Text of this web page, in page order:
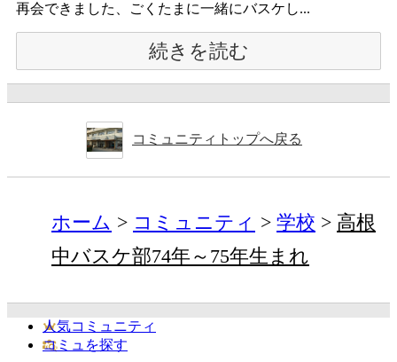
再会できました、ごくたまに一緒にバスケし...
続きを読む
コミュニティトップへ戻る
ホーム コミュニティ 学校
高根
中バスケ部74年～75年生まれ
人気コミュニティ
コミュを探す